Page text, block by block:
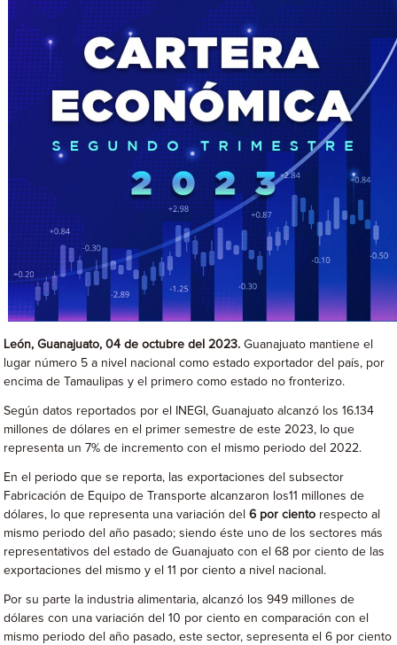
León, Guanajuato, 04 de octubre del 2023.Guanajuato mantiene el
lugar número 5 a nivel nacional como estado exportador del país, por
encima de Tamaulipas y el primero como estado no fronterizo.
Según datos reportados por el INEGI, Guanajuato alcanzó los 16.134
millones de dólares en el primer semestre de este 2023, lo que
representa un 7% de incremento con el mismo periodo del 2022.
En el periodo que se reporta, las exportaciones del subsector
Fabricación de Equipo de Transporte alcanzaron los11 millones de
dólares, lo que representa una variación del6 por ciento respecto al
mismo periodo del año pasado; siendo éste uno de los sectores más
representativos del estado de Guanajuato con el 68 por ciento de las
exportaciones del mismo y el 11 por ciento a nivel nacional.
Por su parte la industria alimentaria, alcanzó los 949 millones de
dólares con una variación del 10 por ciento en comparación con el
mismo periodo del año pasado, este sector, sepresenta el 6 por ciento